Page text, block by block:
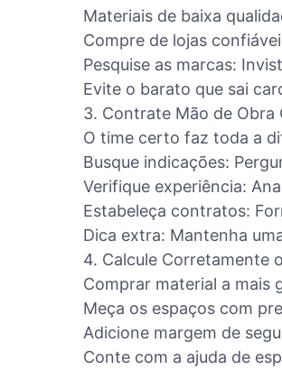
Materiais de baixa
Compre de lojas
Pesquise as marcas:
Evite o barato que sai
3. Contrate Mão de Obra
O time certo faz toda a
Busque indicações:
Verifique experiência:
Estabeleça contratos:
Dica extra: Mantenha
4. Calcule Corretamente
Comprar material a mais
Meça os espaços com
Adicione margem de
Conte com a ajuda de